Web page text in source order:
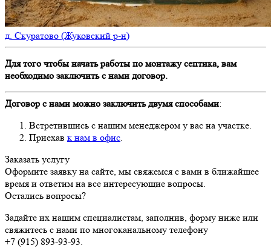
д. Скуратово (Жуковский р-н)
Для того чтобы начать работы по монтажу септика, вам
необходимо заключить с нами договор.
Договор с нами можно заключить двумя способами:
Встретившись с нашим менеджером у вас на участке.
Приехав к нам в офис
Заказать услугу
Оформите заявку на сайте, мы свяжемся с вами в ближайшее
время и ответим на все интересующие вопросы.
Остались вопросы?
Задайте их нашим специалистам, заполнив, форму ниже или
свяжитесь с нами по многоканальному телефону
+7 (915) 893-93-93